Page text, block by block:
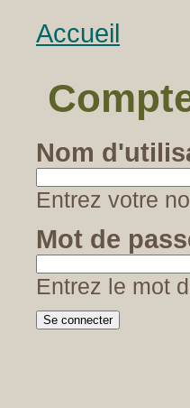
Accueil
Nom
Entrez votre
Mot de
Entrez le mot